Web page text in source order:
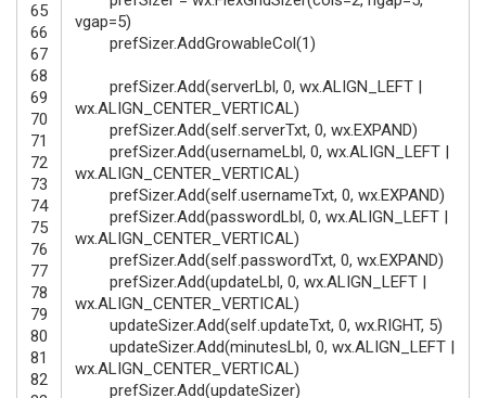
65
66
67
68
69
70
71
72
73
74
75
76
77
78
79
80
81
82
vgap=5)
prefSizer.AddGrowableCol(1)
prefSizer.Add(serverLbl, 0, wx.ALIGN_LEFT |
wx.ALIGN_CENTER_VERTICAL)
prefSizer.Add(self.serverTxt, 0, wx.EXPAND)
prefSizer.Add(usernameLbl, 0, wx.ALIGN_LEFT |
wx.ALIGN_CENTER_VERTICAL)
prefSizer.Add(self.usernameTxt, 0, wx.EXPAND)
prefSizer.Add(passwordLbl, 0, wx.ALIGN_LEFT |
wx.ALIGN_CENTER_VERTICAL)
prefSizer.Add(self.passwordTxt, 0, wx.EXPAND)
prefSizer.Add(updateLbl, 0, wx.ALIGN_LEFT |
wx.ALIGN_CENTER_VERTICAL)
updateSizer.Add(self.updateTxt, 0, wx.RIGHT, 5)
updateSizer.Add(minutesLbl, 0, wx.ALIGN_LEFT |
wx.ALIGN_CENTER_VERTICAL)
prefSizer.Add(updateSizer)